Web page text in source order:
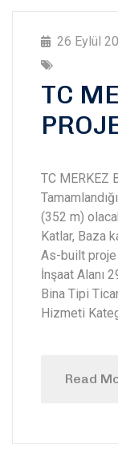
26 Eylül
TC
TC MERKEZ
(352 m)
Katlar, Baza
As-built
İnşaat Alanı
Bina Tipi
Hizmeti
Read